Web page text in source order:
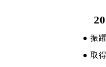
● 振
● 取